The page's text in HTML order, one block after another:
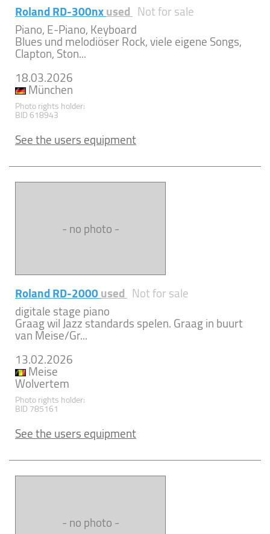
Roland RD-300nxused Not for sale
Piano, E-Piano, Keyboard
Blues und melodiöser Rock, viele eigene Songs,
Clapton, Ston...
18.03.2026
München
Photo rights holder:
BID 618943
See the users equipment
- no photo -
Roland RD-2000used Not for sale
digitale stage piano
Graag wil Jazz standards spelen. Graag in buurt
van Meise/Gr...
13.02.2026
Meise
Wolvertem
Photo rights holder:
BID 785161
See the users equipment
- no photo -